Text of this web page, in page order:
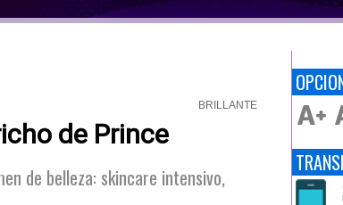
BRILLANTE
de Prince
de belleza: skincare intensivo,